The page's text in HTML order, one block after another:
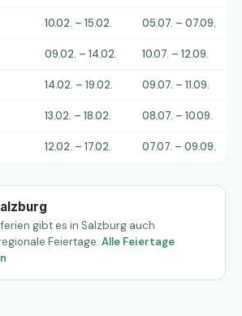
10.02. – 15.02. 05.07. – 07.09.
09.02. – 14.02. 10.07. – 12.09.
14.02. – 19.02. 09.07. – 11.09.
13.02. – 18.02. 08.07. – 10.09.
12.02. – 17.02. 07.07. – 09.09.
gibt es in Salzburg auch
Feiertage. Alle Feiertage